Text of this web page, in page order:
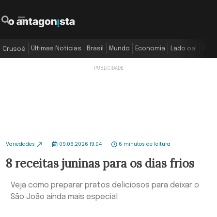
Crusoé Últimas Notícias Brasil Mundo Economia Lado oa!
Variedades 09.06.2026 19:04 6 minutos de leitura
8 receitas juninas para os dias frios
Veja como preparar pratos deliciosos para deixar o
São João ainda mais especial